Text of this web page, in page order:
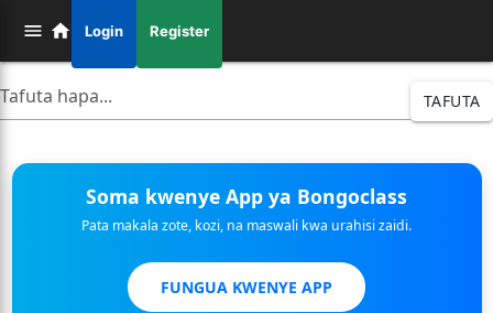
Login Register
TAFUTA
Soma kwenye App ya Bongoclass
Pata makala zote, kozi, na maswali kwa urahisi zaidi.
FUNGUA KWENYE APP